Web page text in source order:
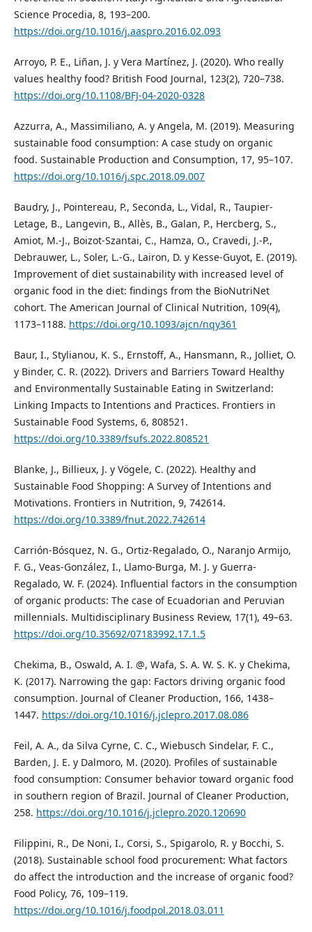
Science Procedia, 8, 193–200.
https://doi.org/10.1016/j.aaspro.2016.02.093
Arroyo, P. E., Liñan, J. y Vera Martínez, J. (2020). Who really
values healthy food? British Food Journal, 123(2), 720–738.
https://doi.org/10.1108/BFJ-04-2020-0328
Azzurra, A., Massimiliano, A. y Angela, M. (2019). Measuring
sustainable food consumption: A case study on organic
food. Sustainable Production and Consumption, 17, 95–107.
https://doi.org/10.1016/j.spc.2018.09.007
Baudry, J., Pointereau, P., Seconda, L., Vidal, R., Taupier-
Letage, B., Langevin, B., Allès, B., Galan, P., Hercberg, S.,
Amiot, M.-J., Boizot-Szantai, C., Hamza, O., Cravedi, J.-P.,
Debrauwer, L., Soler, L.-G., Lairon, D. y Kesse-Guyot, E. (2019).
Improvement of diet sustainability with increased level of
organic food in the diet: findings from the BioNutriNet
cohort. The American Journal of Clinical Nutrition, 109(4),
1173–1188. https://doi.org/10.1093/ajcn/nqy361
Baur, I., Stylianou, K. S., Ernstoff, A., Hansmann, R., Jolliet, O.
y Binder, C. R. (2022). Drivers and Barriers Toward Healthy
and Environmentally Sustainable Eating in Switzerland:
Linking Impacts to Intentions and Practices. Frontiers in
Sustainable Food Systems, 6, 808521.
https://doi.org/10.3389/fsufs.2022.808521
Blanke, J., Billieux, J. y Vögele, C. (2022). Healthy and
Sustainable Food Shopping: A Survey of Intentions and
Motivations. Frontiers in Nutrition, 9, 742614.
https://doi.org/10.3389/fnut.2022.742614
Carrión-Bósquez, N. G., Ortiz-Regalado, O., Naranjo Armijo,
F. G., Veas-González, I., Llamo-Burga, M. J. y Guerra-
Regalado, W. F. (2024). Influential factors in the consumption
of organic products: The case of Ecuadorian and Peruvian
millennials. Multidisciplinary Business Review, 17(1), 49–63.
https://doi.org/10.35692/07183992.17.1.5
Chekima, B., Oswald, A. I. @, Wafa, S. A. W. S. K. y Chekima,
K. (2017). Narrowing the gap: Factors driving organic food
consumption. Journal of Cleaner Production, 166, 1438–
1447. https://doi.org/10.1016/j.jclepro.2017.08.086
Feil, A. A., da Silva Cyrne, C. C., Wiebusch Sindelar, F. C.,
Barden, J. E. y Dalmoro, M. (2020). Profiles of sustainable
food consumption: Consumer behavior toward organic food
in southern region of Brazil. Journal of Cleaner Production,
258. https://doi.org/10.1016/j.jclepro.2020.120690
Filippini, R., De Noni, I., Corsi, S., Spigarolo, R. y Bocchi, S.
(2018). Sustainable school food procurement: What factors
do affect the introduction and the increase of organic food?
Food Policy, 76, 109–119.
https://doi.org/10.1016/j.foodpol.2018.03.011